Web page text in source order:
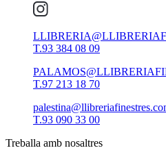
T.93 384 08 09
T.97 213 18 70
T.93 090 33 00
Treballa amb nosaltres